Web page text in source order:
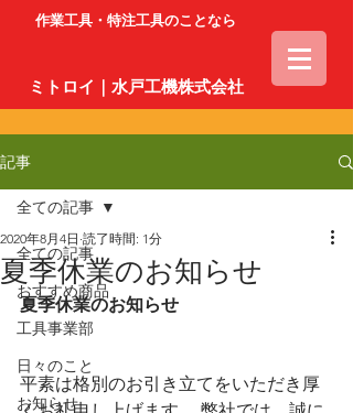
作業工具・特注工具のことなら
ミトロイ｜水戸工機株式会社
記事
全ての記事
おすすめ商品
工具事業部
日々のこと
お知らせ
全ての記事
夏季休業のお知らせ
2020年8月4日 読了時間: 1分
夏季休業のお知らせ
平素は格別のお引き立てをいただき厚